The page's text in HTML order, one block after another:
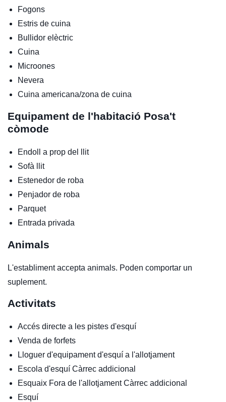
Fogons
Estris de cuina
Bullidor elèctric
Cuina
Microones
Nevera
Cuina americana/zona de cuina
Equipament de l'habitació Posa't
còmode
Endoll a prop del llit
Sofà llit
Estenedor de roba
Penjador de roba
Parquet
Entrada privada
Animals
L'establiment accepta animals. Poden comportar un
suplement.
Activitats
Accés directe a les pistes d'esquí
Venda de forfets
Lloguer d'equipament d'esquí a l'allotjament
Escola d'esquí Càrrec addicional
Esquaix Fora de l'allotjamentCàrrec addicional
Esquí